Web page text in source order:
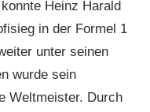
Heinz Harald
in der Formel 1
unter seinen
wurde sein
Weltmeister. Durch